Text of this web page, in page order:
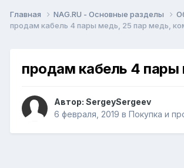
Главная NAG.RU - Основные разделы
продам кабель 4 пары медь, 25 пар медь,
продам кабель 4 пары
Автор: SergeySergeev
6 февраля, 2019 в Покупка и